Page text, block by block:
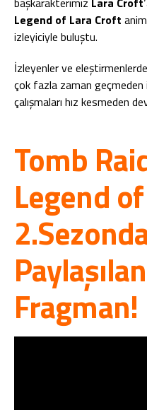
Legend of Lara Croft
izleyiciyle buluştu.
İzleyenler ve
çok fazla zaman geçmeden
çalışmaları hız kesmeden
Tomb
Legend
Fragman!